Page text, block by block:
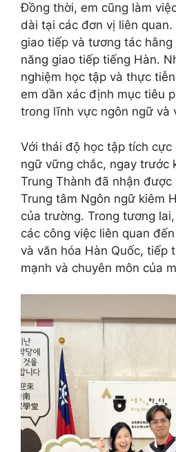
Đồng thời, em cũng làm
dài tại các đơn vị liên
giao tiếp và tương tác
năng giao tiếp tiếng Hàn.
nghiệm học tập và thực
em dần xác định mục tiêu
trong lĩnh vực ngôn ngữ và
Với thái độ học tập tích cực
ngữ vững chắc, ngay trước
Trung Thành đã nhận được
Trung tâm Ngôn ngữ kiêm
của trường. Trong tương
các công việc liên quan
và văn hóa Hàn Quốc, tiếp
mạnh và chuyên môn của